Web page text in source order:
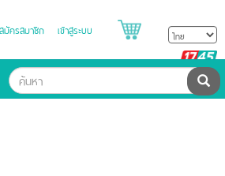
สมัครสมาชิก เข้าสู่ระบบ
ค้น